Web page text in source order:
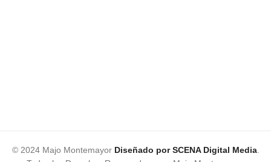
© 2024 Majo Montemayor Diseñado por SCENA Digital Media.